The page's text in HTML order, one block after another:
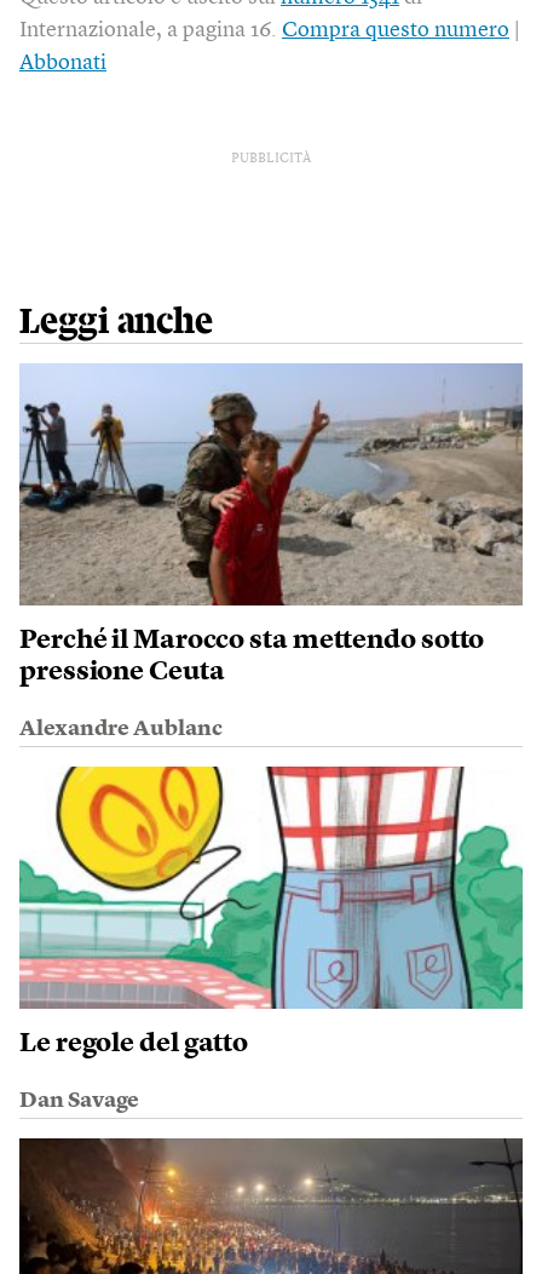
Internazionale, a pagina 16. Compra questo numero
Abbonati
PUBBLICITÀ
Leggi anche
Perché il Marocco sta mettendo sotto
pressione Ceuta
Alexandre Aublanc
Le regole del gatto
Dan Savage